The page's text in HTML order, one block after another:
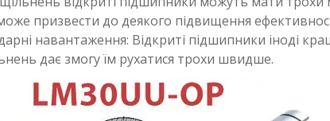
призвести до деякого підвищення
навантаження: Відкриті підшипники іноді
дає змогу їм рухатися трохи швидше.